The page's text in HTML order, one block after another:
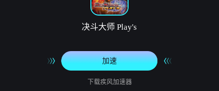
决斗大师 Play's
加速
下载疾风加速器